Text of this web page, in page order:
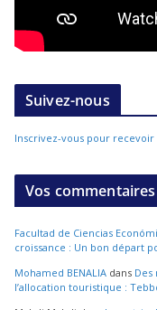
Suivez-nous
Inscrivez-vous pour
Vos commentaires
Facultad de Ciencias
croissance : Un bon départ
Mohamed BENALIA dans
l’allocation touristique :